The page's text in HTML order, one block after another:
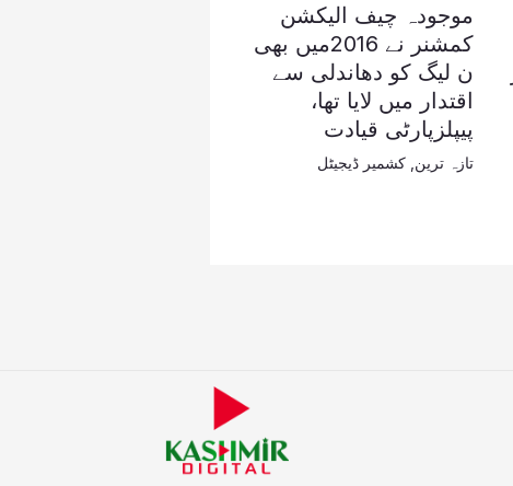
موجودہ چیف الیکشن
کمشنر نے 2016میں بھی
ن لیگ کو دھاندلی سے
اقتدار میں لایا تھا،
پیپلزپارٹی قیادت
تازہ ترین کشمیر ڈیجیٹل